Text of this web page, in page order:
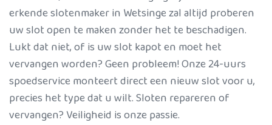
erkende slotenmaker in Wetsinge zal altijd proberen
uw slot open te maken zonder het te beschadigen.
Lukt dat niet, of is uw slot kapot en moet het
vervangen worden? Geen probleem! Onze 24-uurs
spoedservice monteert direct een nieuw slot voor u,
precies het type dat u wilt. Sloten repareren of
vervangen? Veiligheid is onze passie.